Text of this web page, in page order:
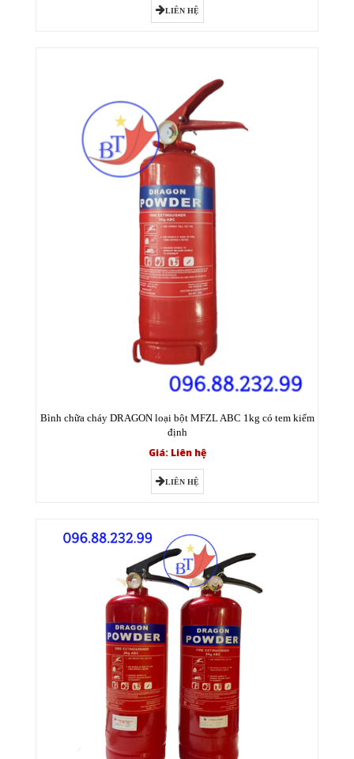
LIÊN HỆ
Bình chữa cháy DRAGON loại bột MFZL ABC 1kg có tem kiểm
định
Giá: Liên hệ
LIÊN HỆ